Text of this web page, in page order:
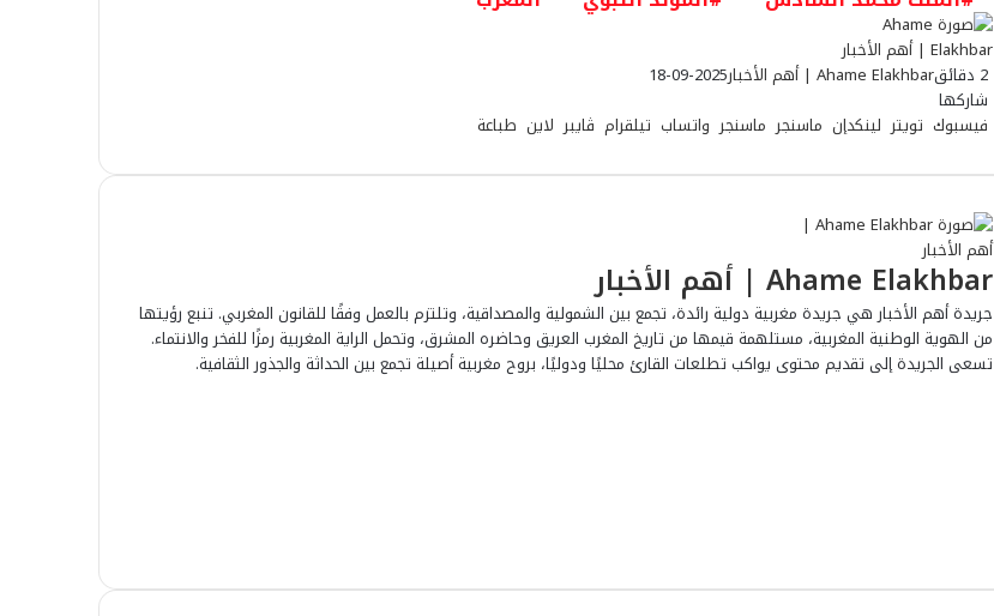
Ahame Elakhbar | أهم الأخبار 2025-09-18
2 دقائق
شاركها
فيسبوك تويتر لينكدإن ماسنجر ماسنجر واتساب تيلقرام ڤايبر لاين طباعة
Ahame Elakhbar | أهم الأخبار
جريدة أهم الأخبار هي جريدة مغربية دولية رائدة، تجمع بين الشمولية والمصداقية، وتلتزم بالعمل وفقًا للقانون المغربي. تنبع رؤيتها
من الهوية الوطنية المغربية، مستلهمة قيمها من تاريخ المغرب العريق وحاضره المشرق، وتحمل الراية المغربية رمزًا للفخر والانتماء.
تسعى الجريدة إلى تقديم محتوى يواكب تطلعات القارئ محليًا ودوليًا، بروح مغربية أصيلة تجمع بين الحداثة والجذور الثقافية.
بإو
ت
k